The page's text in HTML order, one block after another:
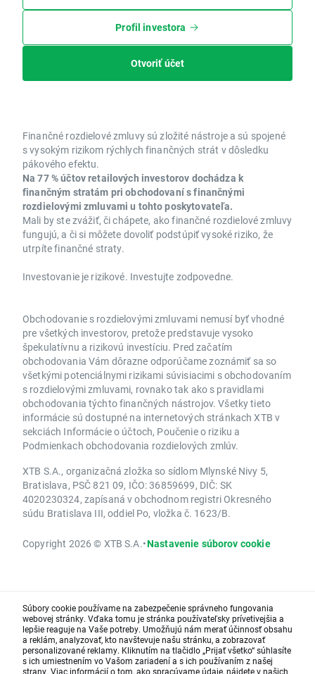
Profil investora
Otvoriť účet
Finančné rozdielové zmluvy sú zložité nástroje a sú spojené
s vysokým rizikom rýchlych finančných strát v dôsledku
pákového efektu.
Na 77 % účtov retailových investorov dochádza k
finančným stratám pri obchodovaní s finančnými
rozdielovými zmluvami u tohto poskytovateľa.
Mali by ste zvážiť, či chápete, ako finančné rozdielové zmluvy
fungujú, a či si môžete dovoliť podstúpiť vysoké riziko, že
utrpíte finančné straty.
Investovanie je rizikové. Investujte zodpovedne.
Obchodovanie s rozdielovými zmluvami nemusí byť vhodné
pre všetkých investorov, pretože predstavuje vysoko
špekulatívnu a rizikovú investíciu. Pred začatím
obchodovania Vám dôrazne odporúčame zoznámiť sa so
všetkými potenciálnymi rizikami súvisiacimi s obchodovaním
s rozdielovými zmluvami, rovnako tak ako s pravidlami
obchodovania týchto finančných nástrojov. Všetky tieto
informácie sú dostupné na internetových stránkach XTB v
sekciách Informácie o účtoch, Poučenie o riziku a
Podmienkach obchodovania rozdielových zmlúv.
XTB S.A., organizačná zložka so sídlom Mlynské Nivy 5,
Bratislava, PSČ 821 09, IČO: 36859699, DIČ: SK
4020230324, zapísaná v obchodnom registri Okresného
súdu Bratislava III, oddiel Po, vložka č. 1623/B.
Copyright 2026 © XTB S.A.•Nastavenie súborov cookie
Súbory cookie používame na zabezpečenie správneho fungovania
webovej stránky. Vďaka tomu je stránka používateľsky prívetivejšia a
lepšie reaguje na Vaše potreby. Umožňujú nám merať účinnosť obsahu
a reklám, analyzovať, kto navštevuje našu stránku, a zobrazovať
personalizované reklamy. Kliknutím na tlačidlo „Prijať všetko“ súhlasíte
s ich umiestnením vo Vašom zariadení a s ich používaním z našej
strany. Viac informácií o tom, ako spracúvame údaje, nájdete v našich